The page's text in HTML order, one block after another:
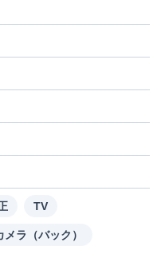
TV
メラ（バック）